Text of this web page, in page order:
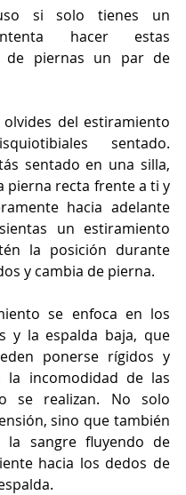
si solo tienes un
hacer estas
de piernas un par de
del estiramiento
sentado.
sentado en una silla,
pierna recta frente a ti y
hacia adelante
un estiramiento
la posición durante
y cambia de pierna.
se enfoca en los
y la espalda baja, que
ponerse rígidos y
la incomodidad de las
se realizan. No solo
sino que también
la sangre fluyendo de
hacia los dedos de